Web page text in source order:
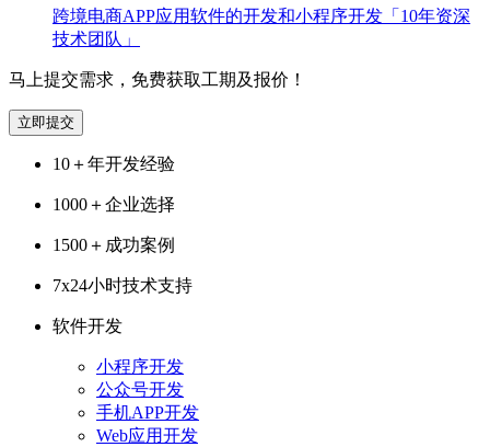
跨境电商APP应用软件的开发和小程序开发「10年资深
技术团队」
马上提交需求，免费获取工期及报价！
立即提交
10＋年开发经验
1000＋企业选择
1500＋ 成功案例
7x24小时技术支持
软件开发
小程序开发
公众号开发
手机APP开发
Web应用开发